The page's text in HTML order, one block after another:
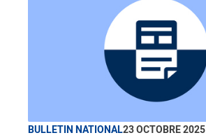
BULLETIN NATIONAL23 OCTOBRE 2025